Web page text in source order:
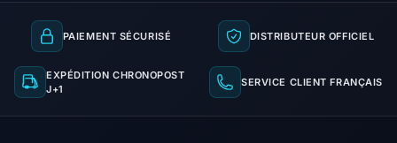
PAIEMENT SÉCURISÉ DISTRIBUTEUR OFFICIEL
EXPÉDITION CHRONOPOST
J+1
SERVICE CLIENT FRANÇAIS